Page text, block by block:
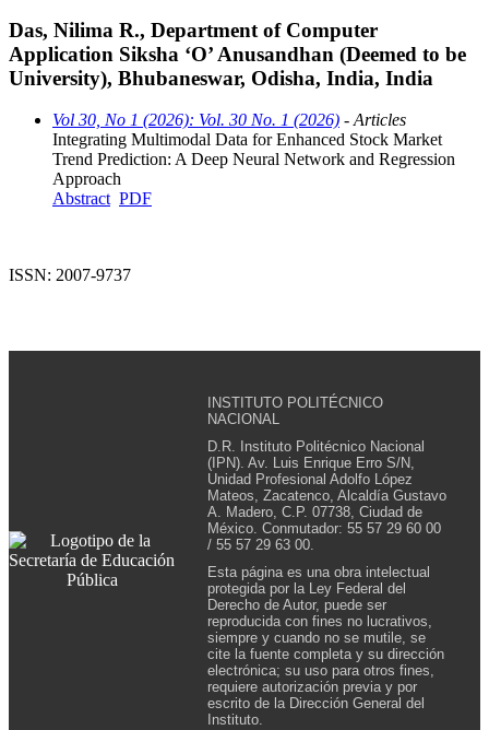
Das, Nilima R., Department of Computer
Application Siksha ‘O’ Anusandhan (Deemed to be
University), Bhubaneswar, Odisha, India, India
Vol 30, No 1 (2026): Vol. 30 No. 1 (2026) - Articles
Integrating Multimodal Data for Enhanced Stock Market
Trend Prediction: A Deep Neural Network and Regression
Approach
Abstract PDF
ISSN: 2007-9737
INSTITUTO POLITÉCNICO
NACIONAL
D.R. Instituto Politécnico Nacional
(IPN). Av. Luis Enrique Erro S/N,
Unidad Profesional Adolfo López
Mateos, Zacatenco, Alcaldía Gustavo
A. Madero, C.P. 07738, Ciudad de
México. Conmutador: 55 57 29 60 00
/ 55 57 29 63 00.
Esta página es una obra intelectual
protegida por la Ley Federal del
Derecho de Autor, puede ser
reproducida con fines no lucrativos,
siempre y cuando no se mutile, se
cite la fuente completa y su dirección
electrónica; su uso para otros fines,
requiere autorización previa y por
escrito de la Dirección General del
Instituto.